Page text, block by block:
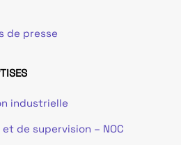
de presse
industrielle
de supervision – NOC